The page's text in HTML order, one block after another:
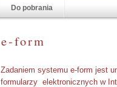
Do pobrania
e-form
Zadaniem systemu e-form jest
formularzy elektronicznych w